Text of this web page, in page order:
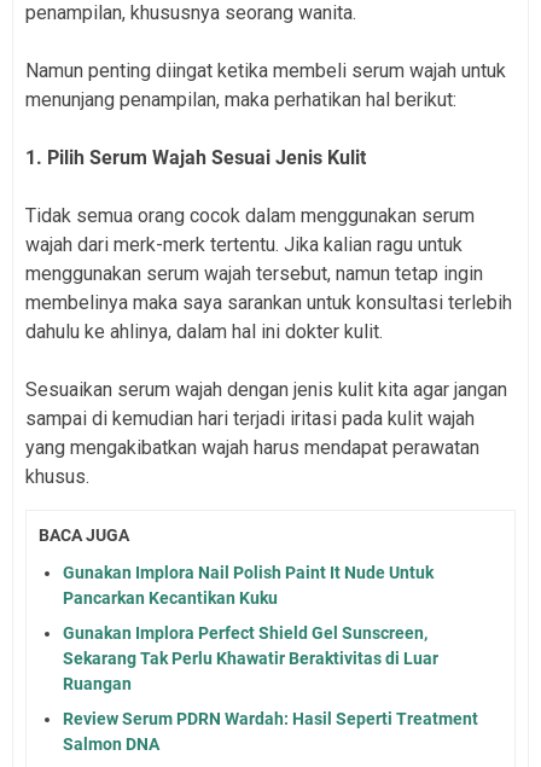
penampilan, khususnya seorang wanita.
Namun penting diingat ketika membeli serum wajah untuk
menunjang penampilan, maka perhatikan hal berikut:
1. Pilih Serum Wajah Sesuai Jenis Kulit
Tidak semua orang cocok dalam menggunakan serum
wajah dari merk-merk tertentu. Jika kalian ragu untuk
menggunakan serum wajah tersebut, namun tetap ingin
membelinya maka saya sarankan untuk konsultasi terlebih
dahulu ke ahlinya, dalam hal ini dokter kulit.
Sesuaikan serum wajah dengan jenis kulit kita agar jangan
sampai di kemudian hari terjadi iritasi pada kulit wajah
yang mengakibatkan wajah harus mendapat perawatan
khusus.
BACA JUGA
Gunakan Implora Nail Polish Paint It Nude Untuk
Pancarkan Kecantikan Kuku
Gunakan Implora Perfect Shield Gel Sunscreen,
Sekarang Tak Perlu Khawatir Beraktivitas di Luar
Ruangan
Review Serum PDRN Wardah: Hasil Seperti Treatment
Salmon DNA